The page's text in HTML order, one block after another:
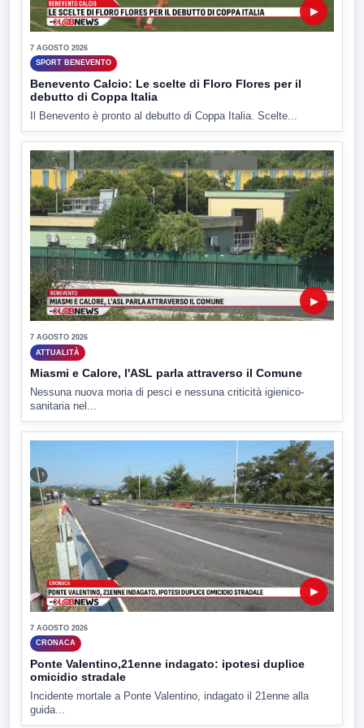
▶
7 AGOSTO 2026
SPORT BENEVENTO
Benevento Calcio: Le scelte di Floro Flores per il
debutto di Coppa Italia
Il Benevento è pronto al debutto di Coppa Italia. Scelte...
▶
7 AGOSTO 2026
ATTUALITÀ
Miasmi e Calore, l'ASL parla attraverso il Comune
Nessuna nuova moria di pesci e nessuna criticità igienico-
sanitaria nel...
▶
7 AGOSTO 2026
CRONACA
Ponte Valentino,21enne indagato: ipotesi duplice
omicidio stradale
Incidente mortale a Ponte Valentino, indagato il 21enne alla
guida...